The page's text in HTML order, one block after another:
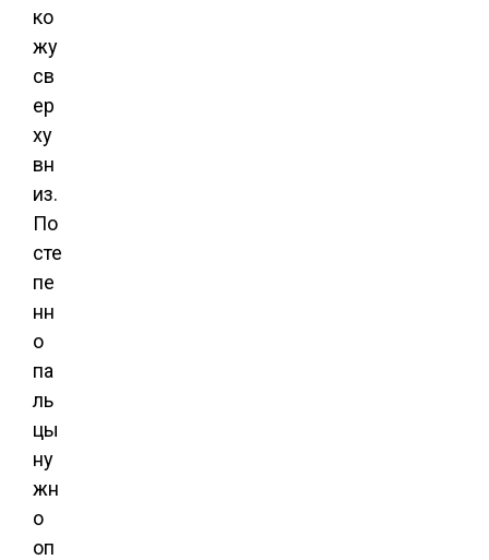
ко
жу
св
ер
ху
вн
из.
По
сте
пе
нн
о
па
ль
цы
ну
жн
о
оп